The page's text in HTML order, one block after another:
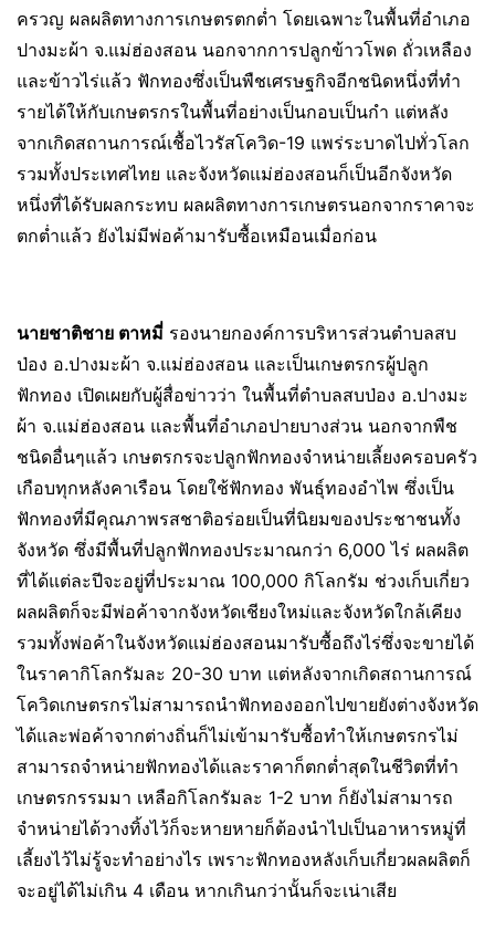
ครวญ ผลผลิตทางการเกษตรตกต่ำ โดยเฉพาะในพื้นที่อำเภอ
ปางมะผ้า จ.แม่ฮ่องสอน นอกจากการปลูกข้าวโพด ถั่วเหลือง
และข้าวไร่แล้ว ฟักทองซึ่งเป็นพืชเศรษฐกิจอีกชนิดหนึ่งที่ทำ
รายได้ให้กับเกษตรกรในพื้นที่อย่างเป็นกอบเป็นกำ แต่หลัง
จากเกิดสถานการณ์เชื้อไวรัสโควิด-19 แพร่ระบาดไปทั่วโลก
รวมทั้งประเทศไทย และจังหวัดแม่ฮ่องสอนก็เป็นอีกจังหวัด
หนึ่งที่ได้รับผลกระทบ ผลผลิตทางการเกษตรนอกจากราคาจะ
ตกต่ำแล้ว ยังไม่มีพ่อค้ามารับซื้อเหมือนเมื่อก่อน
นายชาติชาย ตาหมี่ รองนายกองค์การบริหารส่วนตำบลสบ
ป่อง อ.ปางมะผ้า จ.แม่ฮ่องสอน และเป็นเกษตรกรผู้ปลูก
ฟักทอง เปิดเผยกับผู้สื่อข่าวว่า ในพื้นที่ตำบลสบป่อง อ.ปางมะ
ผ้า จ.แม่ฮ่องสอน และพื้นที่อำเภอปายบางส่วน นอกจากพืช
ชนิดอื่นๆแล้ว เกษตรกรจะปลูกฟักทองจำหน่ายเลี้ยงครอบครัว
เกือบทุกหลังคาเรือน โดยใช้ฟักทอง พันธุ์ทองอำไพ ซึ่งเป็น
ฟักทองที่มีคุณภาพรสชาติอร่อยเป็นที่นิยมของประชาชนทั้ง
จังหวัด ซึ่งมีพื้นที่ปลูกฟักทองประมาณกว่า 6,000 ไร่ ผลผลิต
ที่ได้แต่ละปีจะอยู่ที่ประมาณ 100,000 กิโลกรัม ช่วงเก็บเกี่ยว
ผลผลิตก็จะมีพ่อค้าจากจังหวัดเชียงใหม่และจังหวัดใกล้เคียง
รวมทั้งพ่อค้าในจังหวัดแม่ฮ่องสอนมารับซื้อถึงไร่ซึ่งจะขายได้
ในราคากิโลกรัมละ 20-30 บาท แต่หลังจากเกิดสถานการณ์
โควิดเกษตรกรไม่สามารถนำฟักทองออกไปขายยังต่างจังหวัด
ได้และพ่อค้าจากต่างถิ่นก็ไม่เข้ามารับซื้อทำให้เกษตรกรไม่
สามารถจำหน่ายฟักทองได้และราคาก็ตกต่ำสุดในชีวิตที่ทำ
เกษตรกรรมมา เหลือกิโลกรัมละ 1-2 บาท ก็ยังไม่สามารถ
จำหน่ายได้วางทิ้งไว้ก็จะหายหายก็ต้องนำไปเป็นอาหารหมู่ที่
เลี้ยงไว้ไม่รู้จะทำอย่างไร เพราะฟักทองหลังเก็บเกี่ยวผลผลิตก็
จะอยู่ได้ไม่เกิน 4 เดือน หากเกินกว่านั้นก็จะเน่าเสีย